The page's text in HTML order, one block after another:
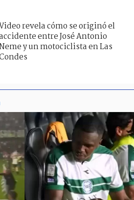
revela cómo se originó el
entre José Antonio
y un motociclista en Las